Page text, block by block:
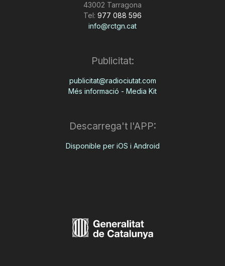
43002 Tarragona
Tel: 977 088 596
info@rctgn.cat
Publicitat:
publicitat@radiociutat.com
Més informació - Media Kit
Descarrega't l'APP:
Disponible per iOS i Android